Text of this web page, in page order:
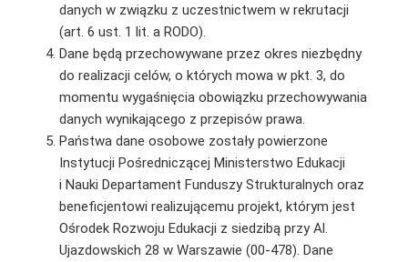
danych w związku z uczestnictwem w rekrutacji
(art. 6 ust. 1 lit. a RODO).
Dane będą przechowywane przez okres niezbędny
do realizacji celów, o których mowa w pkt. 3, do
momentu wygaśnięcia obowiązku przechowywania
danych wynikającego z przepisów prawa.
Państwa dane osobowe zostały powierzone
Instytucji Pośredniczącej Ministerstwo Edukacji
i Nauki Departament Funduszy Strukturalnych oraz
beneficjentowi realizującemu projekt, którym jest
Ośrodek Rozwoju Edukacji z siedzibą przy Al.
Ujazdowskich 28 w Warszawie (00-478). Dane